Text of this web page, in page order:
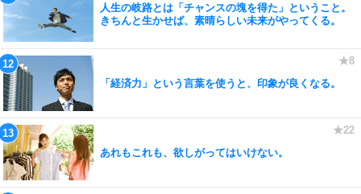
人生の岐路とは「チャンスの塊を得た」ということ。
きちんと生かせば、素晴らしい未来がやってくる。
「経済力」という言葉を使うと、印象が良くなる。
あれもこれも、欲しがってはいけない。